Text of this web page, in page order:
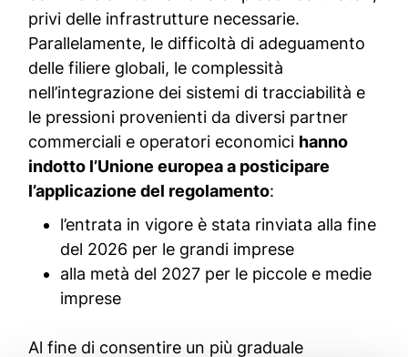
privi delle infrastrutture necessarie.
Parallelamente, le difficoltà di adeguamento
delle filiere globali, le complessità
nell’integrazione dei sistemi di tracciabilità e
le pressioni provenienti da diversi partner
commerciali e operatori economici hanno
indotto l’Unione europea a posticipare
l’applicazione del regolamento:
l’entrata in vigore è stata rinviata alla fine
del 2026 per le grandi imprese
alla metà del 2027 per le piccole e medie
imprese
Al fine di consentire un più graduale